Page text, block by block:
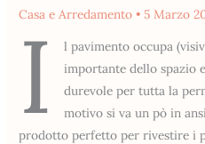
Casa e Arredamento •5 Marzo
I
l pavimento occupa
importante dello spazio
durevole per tutta la
motivo si va un pò in
prodotto perfetto per rivestire i